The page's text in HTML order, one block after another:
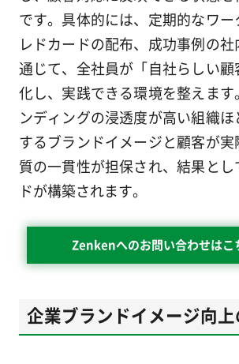
です。具体的には、定期的なワ
レドカードの配布、成功事例の
通じて、全社員が「自社らしい
化し、実践できる環境を整えます
ンディングの浸透度が高い組織
するブランドイメージと顧客が
質の一貫性が担保され、結果と
ドが構築されます。
Zenkenへのお問い合わせはこ
企業ブランドイメージ向